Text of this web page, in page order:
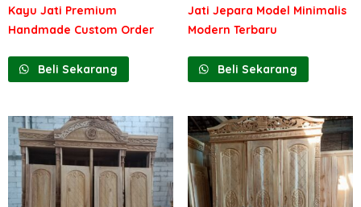
Kayu Jati Premium
Handmade Custom Order
Beli Sekarang
Jati Jepara Model Minimalis
Modern Terbaru
Beli Sekarang